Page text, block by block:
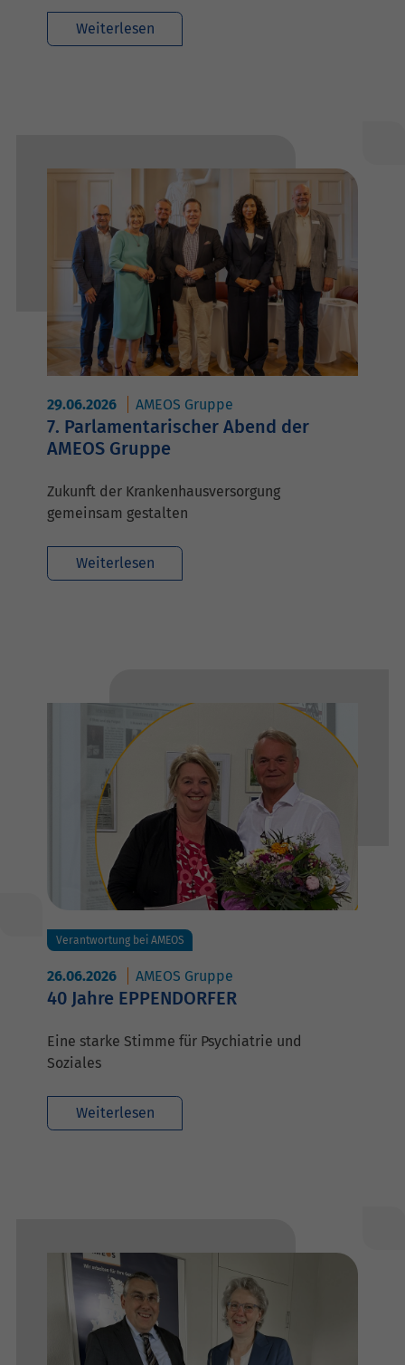
Weiterlesen
29.06.2026 AMEOS Gruppe
7. Parlamentarischer Abend der
AMEOS Gruppe
Zukunft der Krankenhausversorgung
gemeinsam gestalten
Weiterlesen
Verantwortung bei AMEOS
26.06.2026 AMEOS Gruppe
40 Jahre EPPENDORFER
Eine starke Stimme für Psychiatrie und
Soziales
Weiterlesen